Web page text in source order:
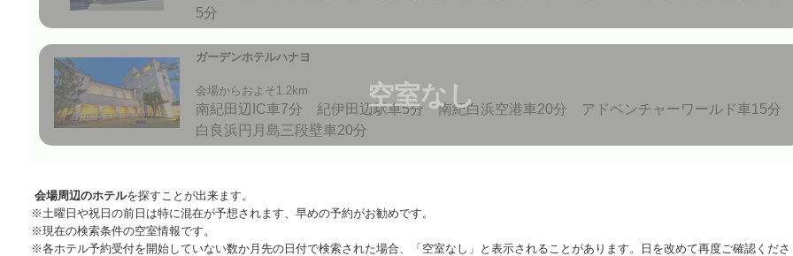
5分
空室なし
ガーデンホテルハナヨ
会場からおよそ1.2km
南紀田辺IC車7分 紀伊田辺駅車5分 南紀白浜空港車20分 アドベンチャーワールド車15
白良浜円月島三段壁車20分
会場周辺のホテルを探すことが出来ます。
※土曜日や祝日の前日は特に混在が予想されます、早めの予約がお勧めです。
※現在の検索条件の空室情報です。
※各ホテル予約受付を開始していない数か月先の日付で検索された場合、「空室なし」と表示されることがあります。日を改めて再度ご確認くださ